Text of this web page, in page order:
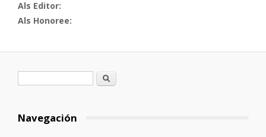
Als Editor:
Als Honoree:
Formulario de búsqueda
Buscar
Navegación